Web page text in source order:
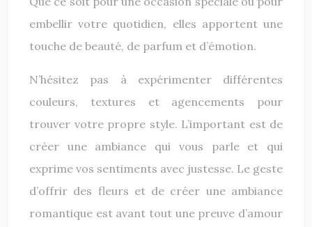
embellir votre quotidien, elles apportent une
touche de beauté, de parfum et d’émotion.
N’hésitez pas à expérimenter différentes
couleurs, textures et agencements pour
trouver votre propre style. L’important est de
créer une ambiance qui vous parle et qui
exprime vos sentiments avec justesse. Le geste
d’offrir des fleurs et de créer une ambiance
romantique est avant tout une preuve d’amour